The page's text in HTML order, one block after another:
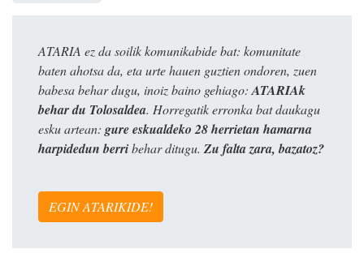
ATARIA ez da soilik komunikabide bat: komunitate
baten ahotsa da, eta urte hauen guztien ondoren, zuen
babesa behar dugu, inoiz baino gehiago: ATARIAk
behar du Tolosaldea. Horregatik erronka bat daukagu
esku artean: gure eskualdeko 28 herrietan hamarna
harpidedun berribehar ditugu. Zu falta zara, bazatoz?
EGIN ATARIKIDE!